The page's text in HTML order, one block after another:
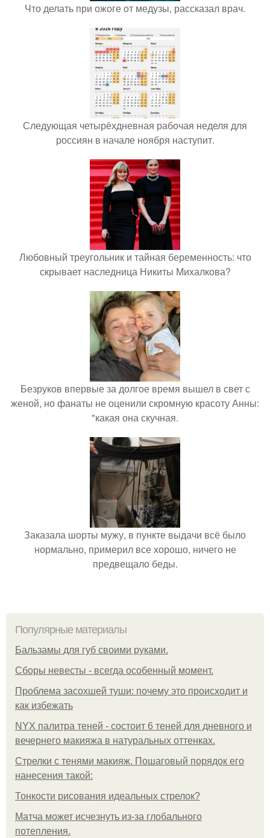
Что делать при ожоге от медузы, рассказал врач.
Следующая четырёхдневная рабочая неделя для
россиян в начале ноября наступит.
Любовный треугольник и тайная беременность: что
скрывает наследница Никиты Михалкова?
Безруков впервые за долгое время вышел в свет с
женой, но фанаты не оценили скромную красоту Анны:
"какая она скучная.
Заказала шорты мужу, в пункте выдачи всё было
нормально, примерил все хорошо, ничего не
предвещало беды.
Популярные материалы
Бальзамы для губ своими руками.
Сборы невесты - всегда особенный момент.
Проблема засохшей туши: почему это происходит и
как избежать
NYX палитра теней - состоит 6 теней для дневного и
вечернего макияжа в натуральных оттенках.
Стрелки с тенями макияж. Пошаговый порядок его
нанесения такой:
Тонкости рисования идеальных стрелок?
Матча может исчезнуть из-за глобального
потепления.